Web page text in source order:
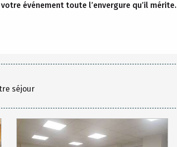
événement toute l’envergure qu’il mérite.
séjour